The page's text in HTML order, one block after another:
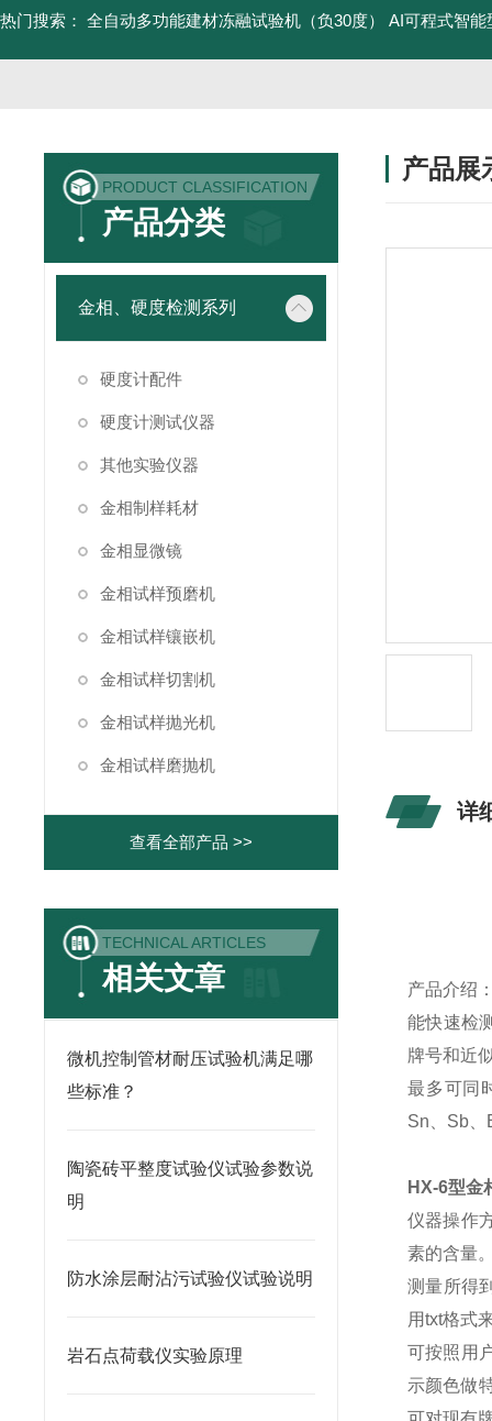
热门搜索： 全自动多功能建材冻融试验机（负30度） AI可程式智能
PRODUCT CLASSIFICATION
产品分类
金相、硬度检测系列
硬度计配件
硬度计测试仪器
其他实验仪器
金相制样耗材
金相显微镜
金相试样预磨机
金相试样镶嵌机
金相试样切割机
金相试样抛光机
金相试样磨抛机
查看全部产品 >>
TECHNICAL ARTICLES
相关文章
微机控制管材耐压试验机满足哪
些标准？
陶瓷砖平整度试验仪试验参数说
明
防水涂层耐沾污试验仪试验说明
岩石点荷载仪实验原理
产品展
详
产品介绍
能快速检
牌号和近
最多可同
Sn
Sb
HX-6型金
仪器操作
素的含量
测量所得
用txt格式
可按照用
示颜色做